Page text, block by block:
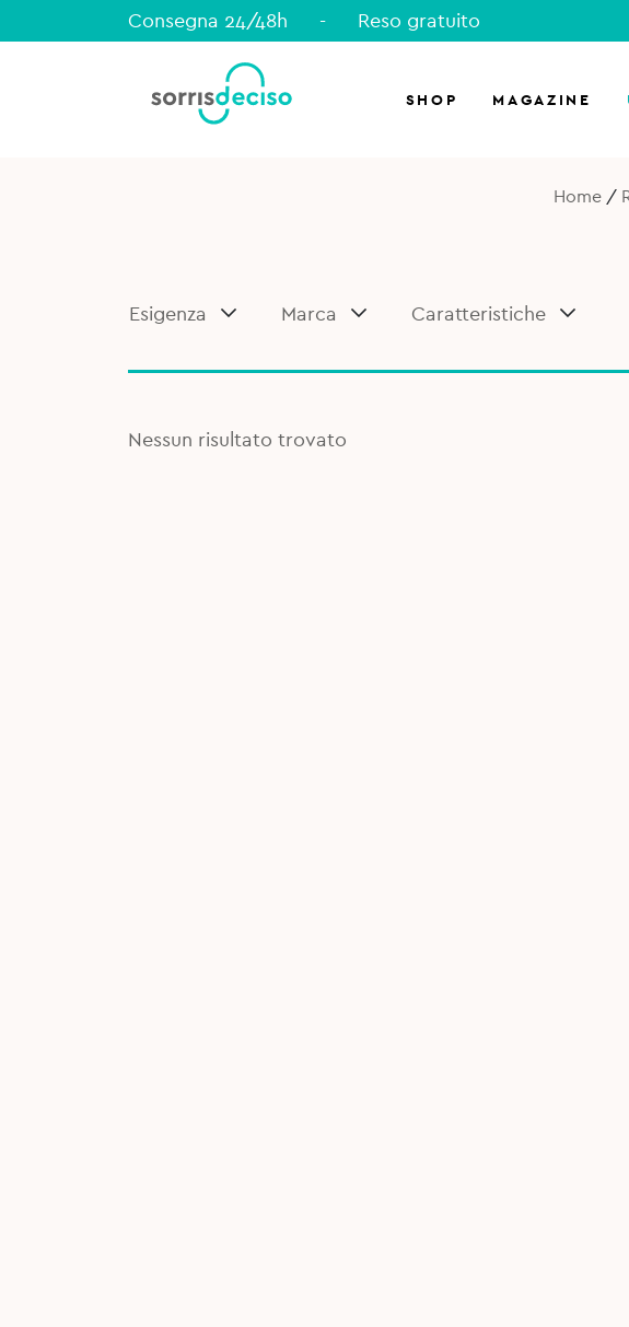
Consegna 24/48h - Reso gratuito
SHOP MAGAZINE
Home /
Esigenza Marca Caratteristiche
Nessun risultato trovato